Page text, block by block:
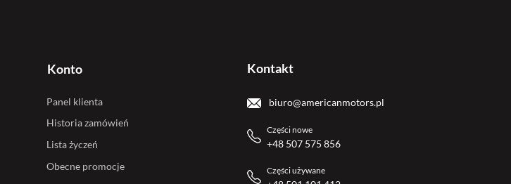
Konto
Panel klienta
Historia zamówień
Lista życzeń
Obecne promocje
Kontakt
biuro@americanmotors.pl
Części nowe
+48 507 575 856
Części używane